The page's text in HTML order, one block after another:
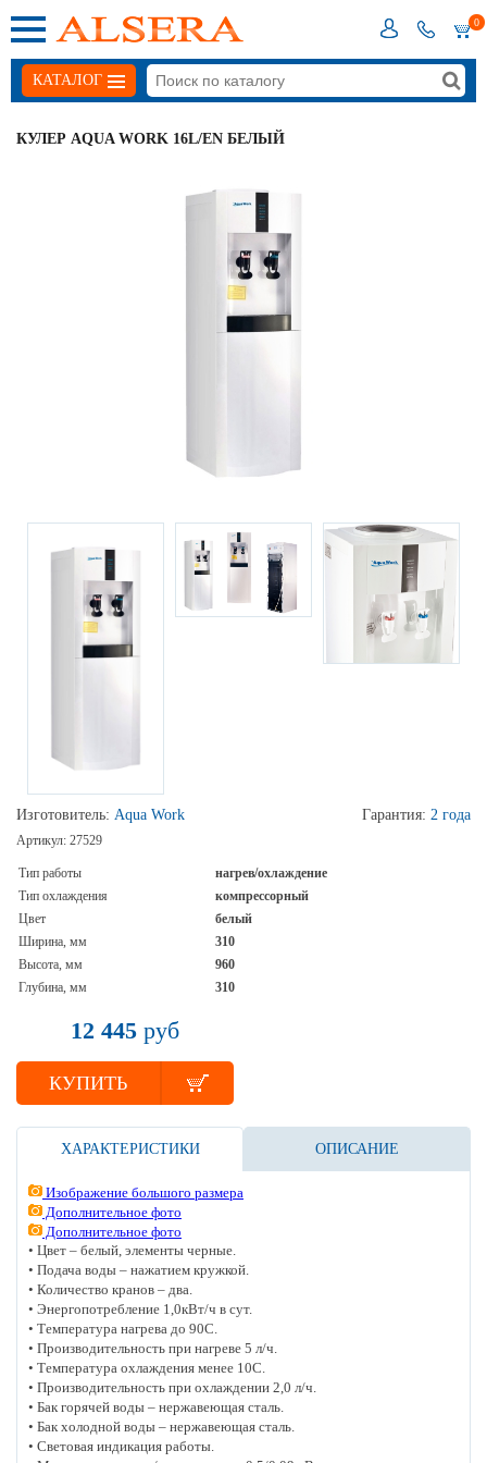
0
КАТАЛОГ
КУЛЕР AQUA WORK 16L/EN БЕЛЫЙ
Изготовитель: Aqua Work Гарантия: 2 года
Артикул: 27529
Тип работы
нагрев/охлаждение
Тип охлаждения
компрессорный
Цвет
белый
Ширина, мм
310
Высота, мм
960
Глубина, мм
310
12 445 руб
КУПИТЬ
ХАРАКТЕРИСТИКИ ОПИСАНИЕ
Изображение большого размера
Дополнительное фото
Дополнительное фото
• Цвет – белый, элементы черные.
• Подача воды – нажатием кружкой.
• Количество кранов – два.
• Энергопотребление 1,0кВт/ч в сут.
• Температура нагрева до 90С.
• Производительность при нагреве 5 л/ч.
• Температура охлаждения менее 10С.
• Производительность при охлаждении 2,0 л/ч.
• Бак горячей воды – нержавеющая сталь.
• Бак холодной воды – нержавеющая сталь.
• Световая индикация работы.